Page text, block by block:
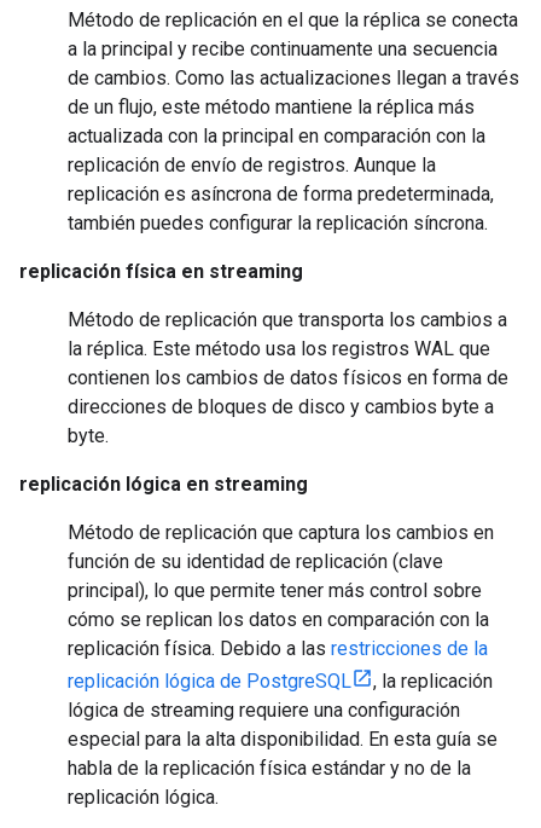
Método de replicación en el que la réplica se conecta
a la principal y recibe continuamente una secuencia
de cambios. Como las actualizaciones llegan a través
de un flujo, este método mantiene la réplica más
actualizada con la principal en comparación con la
replicación de envío de registros. Aunque la
replicación es asíncrona de forma predeterminada,
también puedes configurar la replicación síncrona.
replicación física en streaming
Método de replicación que transporta los cambios a
la réplica. Este método usa los registros WAL que
contienen los cambios de datos físicos en forma de
direcciones de bloques de disco y cambios byte a
byte.
replicación lógica en streaming
Método de replicación que captura los cambios en
función de su identidad de replicación (clave
principal), lo que permite tener más control sobre
cómo se replican los datos en comparación con la
replicación física. Debido a las restricciones de la
replicación lógica de PostgreSQL
, la replicación
lógica de streaming requiere una configuración
especial para la alta disponibilidad. En esta guía se
habla de la replicación física estándar y no de la
replicación lógica.